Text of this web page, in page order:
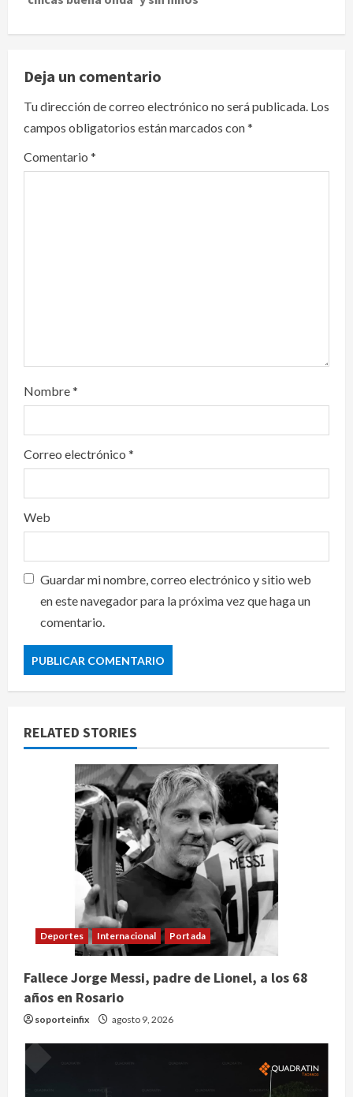
n
a
v
i
g
a
Deja un comentario
Tu dirección de correo electrónico no será publicada. Los
campos obligatorios están marcados con*
Comentario *
Nombre*
Correo electrónico *
Web
Guardar mi nombre, correo electrónico y sitio web
en este navegador para la próxima vez que haga un
comentario.
RELATED STORIES
Deportes Internacional Portada
Fallece Jorge Messi, padre de Lionel, a los 68
años en Rosario
soporteinfix agosto 9, 2026